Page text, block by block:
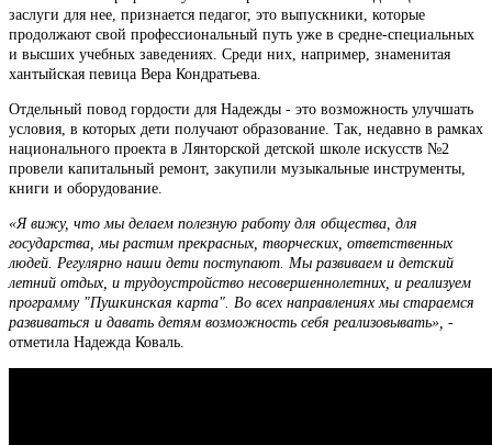
заслуги для нее, признается педагог, это выпускники, которые
продолжают свой профессиональный путь уже в средне-специальных
и высших учебных заведениях. Среди них, например, знаменитая
хантыйская певица Вера Кондратьева.
Отдельный повод гордости для Надежды - это возможность улучшать
условия, в которых дети получают образование. Так, недавно в рамках
национального проекта в Лянторской детской школе искусств №2
провели капитальный ремонт, закупили музыкальные инструменты,
книги и оборудование.
«Я вижу, что мы делаем полезную работу для общества, для
государства, мы растим прекрасных, творческих, ответственных
людей. Регулярно наши дети поступают. Мы развиваем и детский
летний отдых, и трудоустройство несовершеннолетних, и реализуем
программу "Пушкинская карта". Во всех направлениях мы стараемся
развиваться и давать детям возможность себя реализовывать», -
отметила Надежда Коваль.